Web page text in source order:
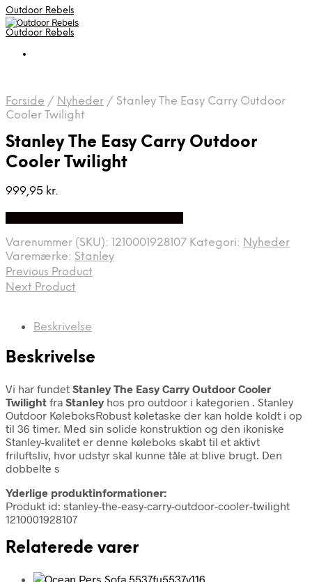
Outdoor Rebels
Outdoor Rebels
Forside / Nyheder / Stanley The Easy Carry Outdoor
Cooler Twilight
Stanley The Easy Carry Outdoor
Cooler Twilight
999,95 kr.
Varenummer (SKU): 1210001928107 Kategori: Nyheder
Varemærke: Stanley
Previous Product
Next Product
Beskrivelse
Beskrivelse
Vi har fundet Stanley The Easy Carry Outdoor Cooler
Twilight fra Stanleyhos pro outdoor i kategorien . Stanley
Outdoor KøleboksRobust køletaske der kan holde koldt i op
til 36 timer. Med sin solide konstruktion og den ikoniske
Stanley-kvalitet er denne køleboks skabt til et aktivt
friluftsliv, hvor udstyr skal kunne tåle at blive brugt. Den
dobbelte s
Yderlige produktinformationer:
Produkt id: stanley-the-easy-carry-outdoor-cooler-twilight
1210001928107
Relaterede varer